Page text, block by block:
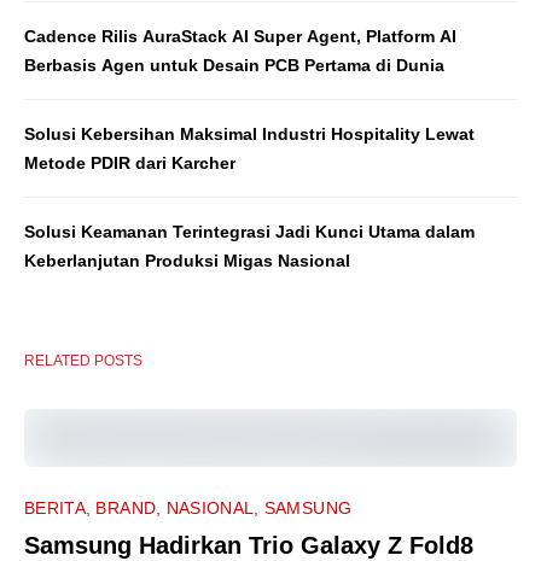
Cadence Rilis AuraStack AI Super Agent, Platform AI
Berbasis Agen untuk Desain PCB Pertama di Dunia
Solusi Kebersihan Maksimal Industri Hospitality Lewat
Metode PDIR dari Karcher
Solusi Keamanan Terintegrasi Jadi Kunci Utama dalam
Keberlanjutan Produksi Migas Nasional
RELATED POSTS
BERITA BRAND NASIONAL SAMSUNG
Samsung Hadirkan Trio Galaxy Z Fold8